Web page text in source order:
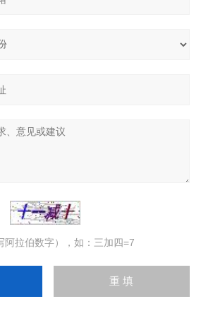
阿拉伯数字），如：三加四=7